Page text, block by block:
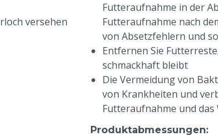
versehen
Futteraufnahme in der
Futteraufnahme nach
von Absetzfehlern und
Entfernen Sie
schmackhaft bleibt
Die Vermeidung von
von Krankheiten und
Futteraufnahme und das
Produktabmessungen: